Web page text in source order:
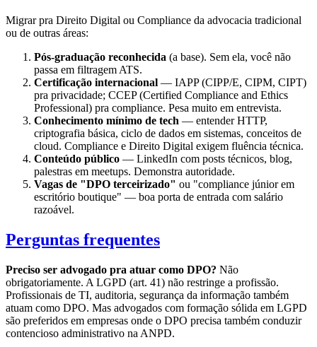
Migrar pra Direito Digital ou Compliance da advocacia tradicional
ou de outras áreas:
Pós-graduação reconhecida (a base). Sem ela, você não
passa em filtragem ATS.
Certificação internacional — IAPP (CIPP/E, CIPM, CIPT)
pra privacidade; CCEP (Certified Compliance and Ethics
Professional) pra compliance. Pesa muito em entrevista.
Conhecimento mínimo de tech — entender HTTP,
criptografia básica, ciclo de dados em sistemas, conceitos de
cloud. Compliance e Direito Digital exigem fluência técnica.
Conteúdo público — LinkedIn com posts técnicos, blog,
palestras em meetups. Demonstra autoridade.
Vagas de "DPO terceirizado" ou "compliance júnior em
escritório boutique" — boa porta de entrada com salário
razoável.
Perguntas frequentes
Preciso ser advogado pra atuar como DPO? Não
obrigatoriamente. A LGPD (art. 41) não restringe a profissão.
Profissionais de TI, auditoria, segurança da informação também
atuam como DPO. Mas advogados com formação sólida em LGPD
são preferidos em empresas onde o DPO precisa também conduzir
contencioso administrativo na ANPD.